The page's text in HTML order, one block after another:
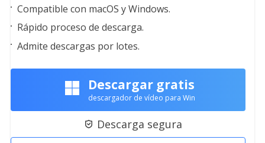
Compatible con macOS y Windows.
Rápido proceso de descarga.
Admite descargas por lotes.
Descargar gratis
descargador de vídeo para Win
 Descarga segura